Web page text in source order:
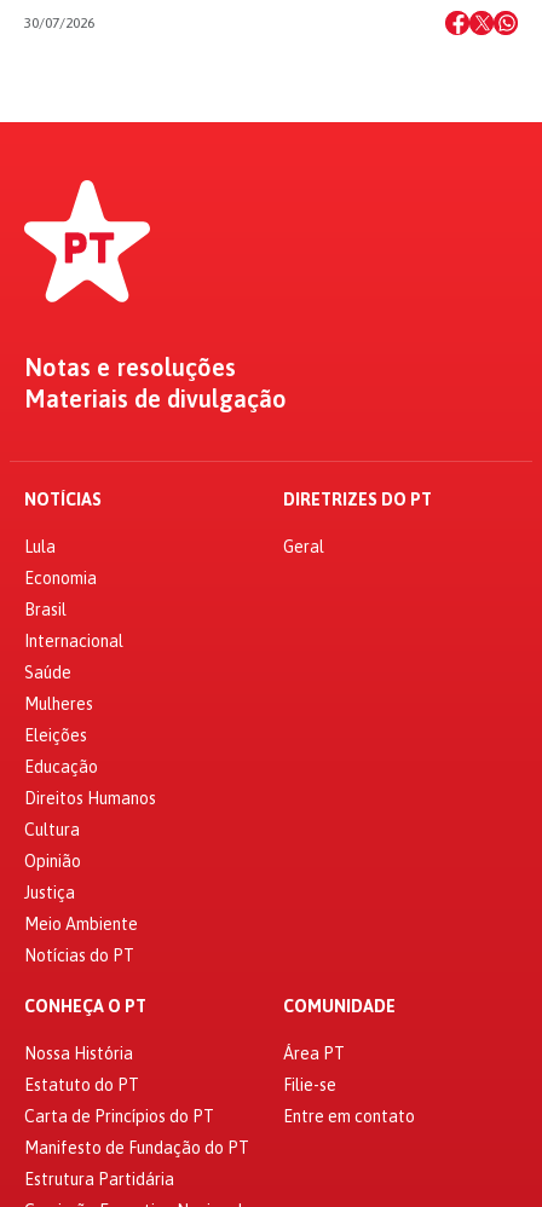
30/07/2026
Notas e resoluções
Materiais de divulgação
NOTÍCIAS
Lula
Economia
Brasil
Internacional
Saúde
Mulheres
Eleições
Educação
Direitos Humanos
Cultura
Opinião
Justiça
Meio Ambiente
Notícias do PT
DIRETRIZES DO PT
Geral
CONHEÇA O PT
Nossa História
Estatuto do PT
Carta de Princípios do PT
Manifesto de Fundação do PT
Estrutura Partidária
COMUNIDADE
Área PT
Filie-se
Entre em contato